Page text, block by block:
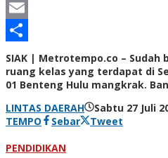
Line
Email
Share
SIAK | Metrotempo.co – Sudah
ruang kelas yang terdapat di
01 Benteng Hulu mangkrak.
LINTAS DAERAH
Sabtu 27 Juli
TEMPO
Sebar
Tweet
PENDIDIKAN